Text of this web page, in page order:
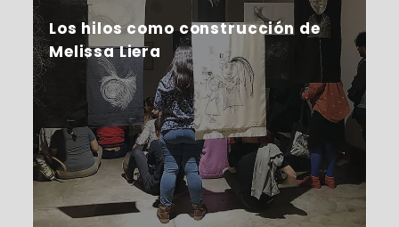
Los hilos como construcción de
Melissa Liera